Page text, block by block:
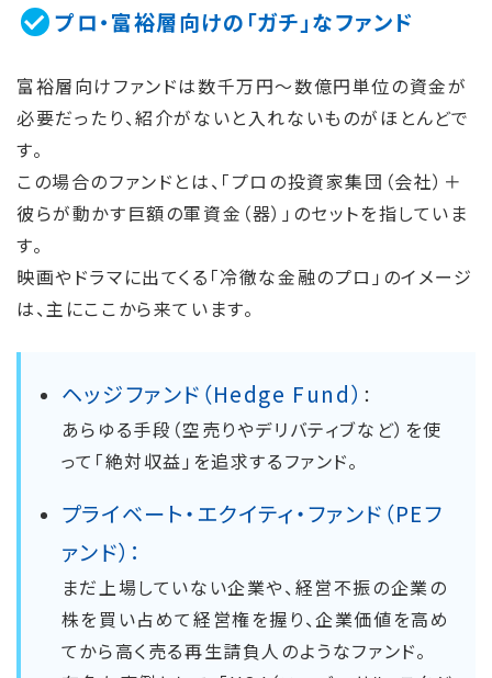
プロ・富裕層向けの「ガチ」なファンド
富裕層向けファンドは数千万円〜数億円単位の資金が
必要だったり、紹介がないと入れないものがほとんどで
す。
この場合のファンドとは、「プロの投資家集団（会社）＋
彼らが動かす巨額の軍資金（器）」のセットを指していま
す。
映画やドラマに出てくる「冷徹な金融のプロ」のイメージ
は、主にここから来ています。
ヘッジファンド（Hedge Fund） ：
あらゆる手段（空売りやデリバティブなど）を使
って「絶対収益」を追求するファンド。
プライベート・エクイティ・ファンド（PEフ
ァンド）：
まだ上場していない企業や、経営不振の企業の
株を買い占めて経営権を握り、企業価値を高め
てから高く売る再生請負人のようなファンド。